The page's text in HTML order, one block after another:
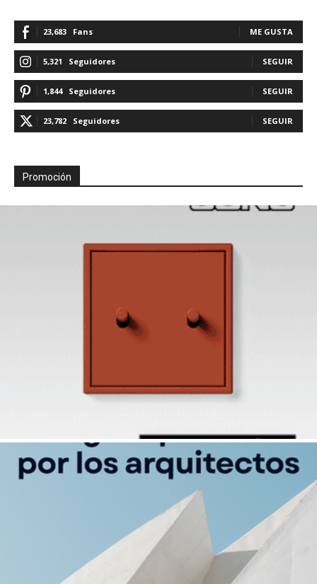
23,683 Fans ME GUSTA
5,321 Seguidores SEGUIR
1,844 Seguidores SEGUIR
23,782 Seguidores SEGUIR
Promoción